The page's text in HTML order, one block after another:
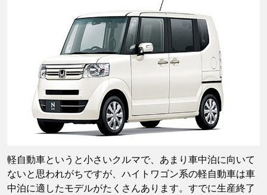
軽自動車というと小さいクルマで、あまり車中泊に向いて
ないと思われがちですが、ハイトワゴン系の軽自動車は車
中泊に適したモデルがたくさんあります。すでに生産終了